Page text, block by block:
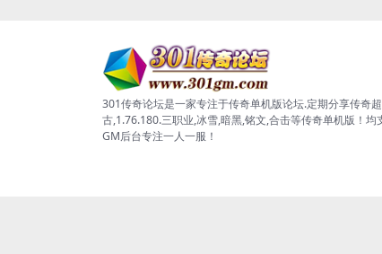
301传奇论坛是一家专注于传奇单机版论坛.定期分享传奇
古,1.76.180.三职业,冰雪,暗黑,铭文,合击等传奇单机版！均
GM后台专注一人一服！